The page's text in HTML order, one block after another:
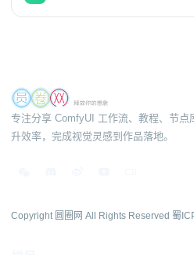
专注分享 ComfyUI 工作流、教程、节
升效率，完成视觉灵感到作品落地。
Copyright 圆圈网 All Rights Reserved 蜀